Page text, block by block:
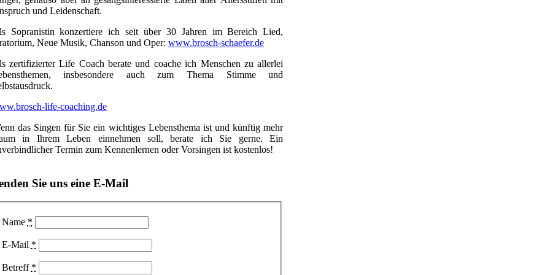
und Leidenschaft.
Sopranistin konzertiere ich seit über 30 Jahren im Bereich Lied,
Neue Musik, Chanson und Oper: www.brosch-schaefer.de
zertifizierter Life Coach berate und coache ich Menschen zu allerlei
insbesondere auch zum Thema Stimme und
life-coaching.de
das Singen für Sie ein wichtiges Lebensthema ist und künftig mehr
in Ihrem Leben einnehmen soll, berate ich Sie gerne. Ein
Termin zum Kennenlernen oder Vorsingen ist kostenlos!
Sie uns eine E-Mail
Name *
E-Mail *
Betreff *